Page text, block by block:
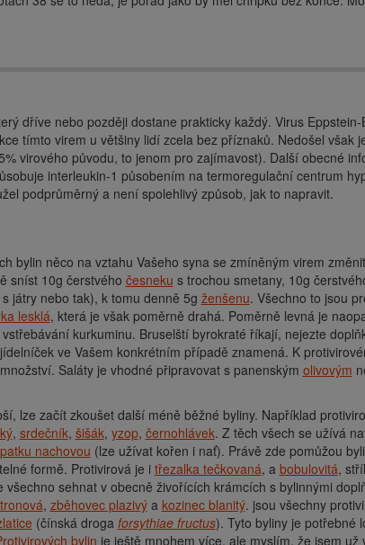
dříve nebo později dostane prakticky každý. Virus
tímto virem u většiny lidí zcela bez příznaků. Nedošel však
virového původu, to jenom pro zajímavost). Další obecné
interleukin-1 působením na termoregulační centrum
podprůměrný a není spolehlivý způsob, jak to napravit.
bylin něco na vztahu Vašeho syna se zmíněným virem
sníst 10g čerstvého česneku s trochou smetany, 10g
játry nebo tak), k tomu denně 5g ženšenu. Všechno to jsou
lesklá, která je však poměrně drahá. Poměrně levná je
kurkuminu. Bruselští byrokraté říkají, nejezte
ve Vašem konkrétním případě znamená. K
Saláty je vhodné připravovat s panenským olivovým
lze začít zkoušet další méně běžné byliny. Například
, srdečník, šišák, yzop, černohlávek. Z těch všech se užívá
nachovou (lze užívat kořen i nať). Právě zde pomůžou
formě. Protivirová je i třezalka tečkovaná, a bobulovitá,
všechno sehnat v obecně živořících krámcích s bylinnými
, zběhovec plazivýa kozinec blanitý. jsou všechny
(čínská droga forsythiae fructus). Tyto byliny je potřebné
bylin je ještě mnohem více, ale myslím, že jsem už